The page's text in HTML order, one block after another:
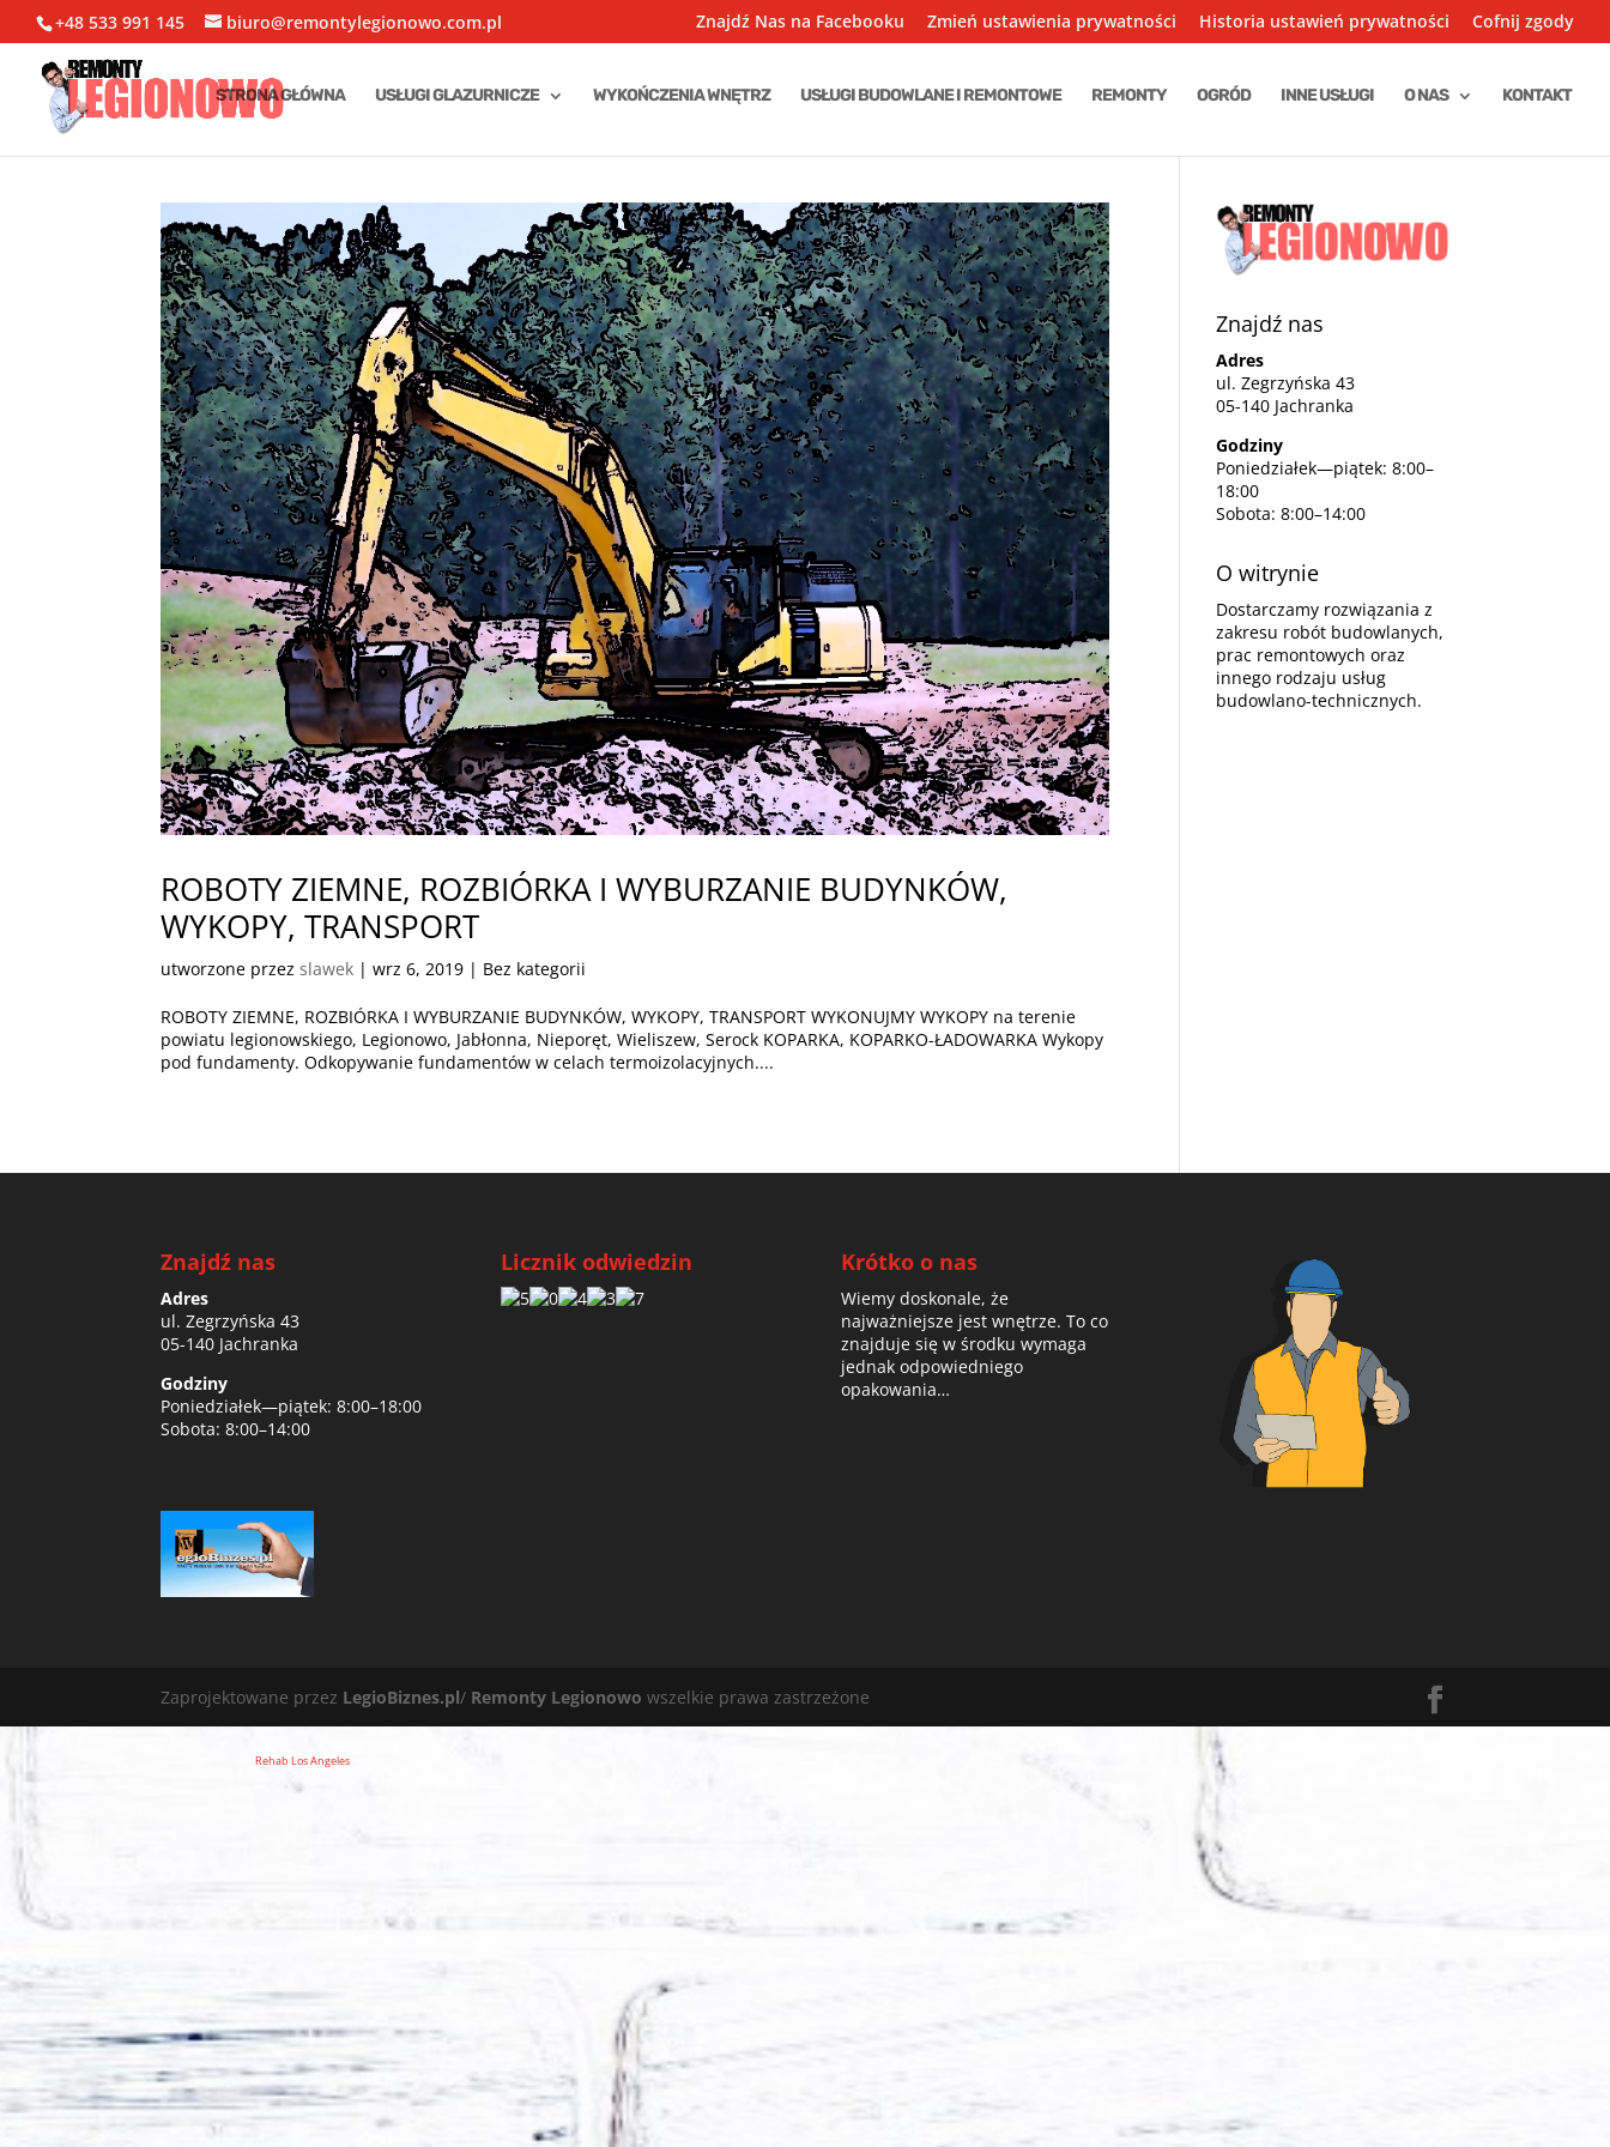
+48 533 991 145 biuro@remontylegionowo.com.pl Znajdź Nas na Facebooku Zmień ustawienia prywatności Historia ustawień prywatności Cofnij zgody
STRONA GŁÓWNA USŁUGI GLAZURNICZE WYKOŃCZENIA WNĘTRZ USŁUGI BUDOWLANE I REMONTOWE REMONTY OGRÓD INNE USŁUGI O NAS KONTAKT
ROBOTY ZIEMNE, ROZBIÓRKA I WYBURZANIE BUDYNKÓW,
WYKOPY, TRANSPORT
utworzone przezslawek |wrz 6, 2019 | Bez kategorii
ROBOTY ZIEMNE, ROZBIÓRKA I WYBURZANIE BUDYNKÓW, WYKOPY, TRANSPORT WYKONUJMY WYKOPY na terenie
powiatu legionowskiego, Legionowo, Jabłonna, Nieporęt, Wieliszew, Serock KOPARKA, KOPARKO-ŁADOWARKA Wykopy
pod fundamenty. Odkopywanie fundamentów w celach termoizolacyjnych....
Znajdź nas
Adres
ul. Zegrzyńska 43
05-140 Jachranka
Godziny
Poniedziałek—piątek: 8:00–
18:00
Sobota: 8:00–14:00
O witrynie
Dostarczamy rozwiązania z
zakresu robót budowlanych,
prac remontowych oraz
innego rodzaju usług
budowlano-technicznych.
Znajdź nas
Adres
ul. Zegrzyńska 43
05-140 Jachranka
Godziny
Poniedziałek—piątek: 8:00–18:00
Sobota: 8:00–14:00
Licznik odwiedzin Krótko o nas
Wiemy doskonale, że
najważniejsze jest wnętrze. To co
znajduje się w środku wymaga
jednak odpowiedniego
opakowania…
Zaprojektowane przez LegioBiznes.pl/ Remonty Legionowo wszelkie prawa zastrzeżone
Rehab Los Angeles